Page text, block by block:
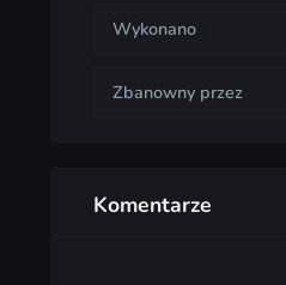
Wykonano
Zbanowny przez
Komentarze